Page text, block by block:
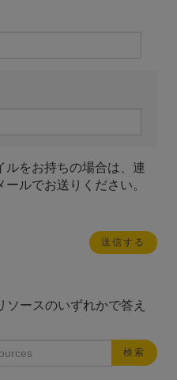
ルをお持ちの場合は、連
ルでお送りください。
ースのいずれかで答え
検索